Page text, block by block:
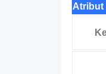
Atribut